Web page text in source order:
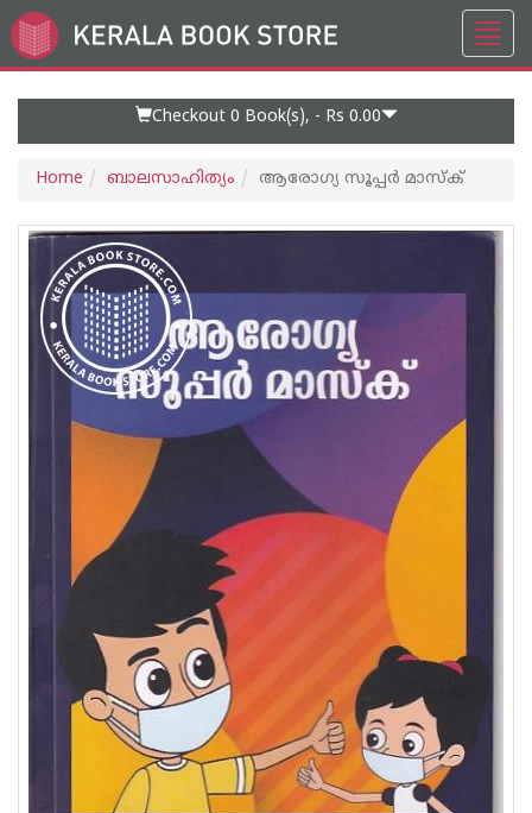
Go
to
Checkout 0 Book(s), - Rs 0.00
Home ബാലസാഹിത്യം ആരോഗ്യ സൂപ്പർ മാസ്‌ക്‌